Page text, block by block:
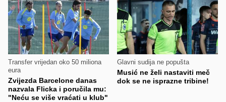
Transfer vrijedan oko 50 miliona
eura
Zvijezda Barcelone danas
nazvala Flicka i poručila mu:
"Neću se više vraćati u klub"
Glavni sudija ne popušta
Musić ne želi nastaviti meč
dok se ne isprazne tribine!